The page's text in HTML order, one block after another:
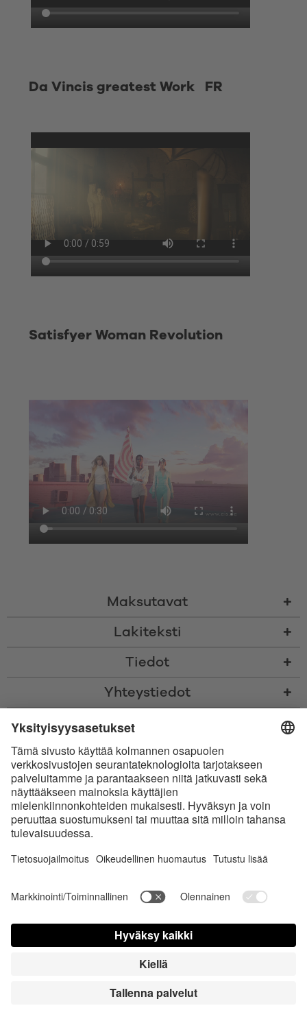
Da Vincis greatest Work FR
Satisfyer Woman Revolution
Maksutavat
Lakiteksti
Tiedot
Yhteystiedot
sekä
tarvittaessa postiennakkomaksut, ellei toisin ole ilmoitettu
* Bluetooth®-sanamerkki ja logot ovat Bluetooth SIG, Inc.:in omistamia
rekisteröityjä tavaramerkkejä, ja Satisfyer GmbH käyttää niitä
Apple, Apple-logo ja Apple Watch ovat Apple Inc.:in tavaramerkkejä.
Google Play ja Google Play -logo ovat Google LLC: n tavaramerkkejä.
Contact us today
Yhteystiedot Lehdistö sisäänkirjautuminen